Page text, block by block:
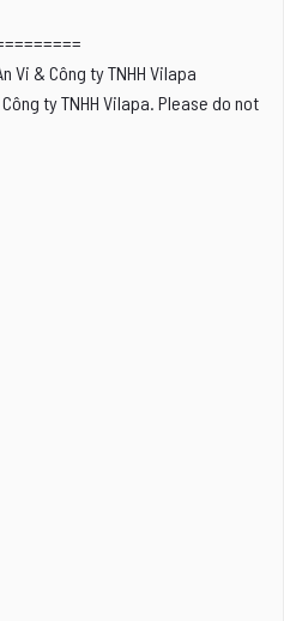
Vi & Công ty TNHH Vilapa
ty TNHH Vilapa. Please do not